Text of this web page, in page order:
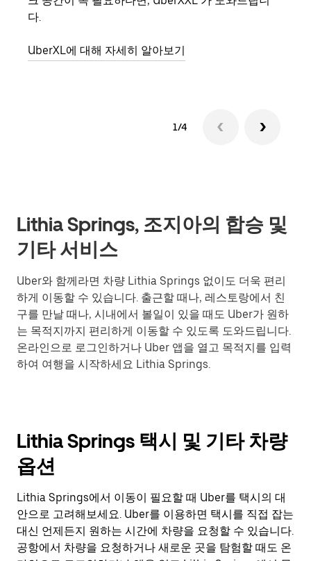
다.
UberXL에 대해 자세히 알아보기
1/4
Lithia Springs, 조지아의 합승 및
기타 서비스
Uber와 함께라면 차량 Lithia Springs 없이도 더욱 편리
하게 이동할 수 있습니다. 출근할 때나, 레스토랑에서 친
구를 만날 때나, 시내에서 볼일이 있을 때도 Uber가 원하
는 목적지까지 편리하게 이동할 수 있도록 도와드립니다.
온라인으로 로그인하거나 Uber 앱을 열고 목적지를 입력
하여 여행을 시작하세요 Lithia Springs.
Lithia Springs 택시 및 기타 차량
옵션
Lithia Springs에서 이동이 필요할 때 Uber를 택시의 대
안으로 고려해보세요. Uber를 이용하면 택시를 직접 잡는
대신 언제든지 원하는 시간에 차량을 요청할 수 있습니다.
공항에서 차량을 요청하거나 새로운 곳을 탐험할 때도 온